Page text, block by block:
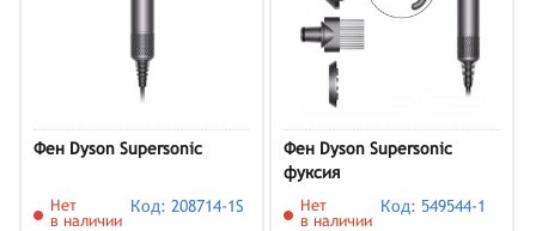
Фен Dyson Supersonic
Нет
в наличии
Код: 208714-1S
Фен Dyson Supersonic
фуксия
Нет
в наличии
Код: 549544-1